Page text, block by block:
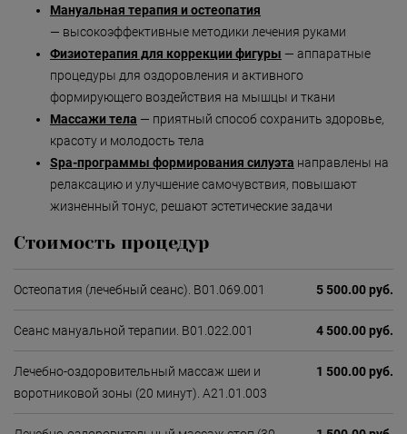
Мануальная терапия и остеопатия
— высокоэффективные методики лечения руками
Физиотерапия для коррекции фигуры — аппаратные
процедуры для оздоровления и активного
формирующего воздействия на мышцы и ткани
Массажи тела — приятный способ сохранить здоровье,
красоту и молодость тела
Spa-программы формирования силуэта направлены на
релаксацию и улучшение самочувствия, повышают
жизненный тонус, решают эстетические задачи
Стоимость процедур
Остеопатия (лечебный сеанс). В01.069.001 5 500.00 руб.
Сеанс мануальной терапии. В01.022.001 4 500.00 руб.
Лечебно-оздоровительный массаж шеи и
воротниковой зоны (20 минут). А21.01.003
1 500.00 руб.
«Гранатовая
Безмятежность»
«Роман с камнем»
«Магия массажа»
«Мудрость Тибета»
«Шоколадный Релакс»
«SPA-отпуск в Тибете»
«Кедровый рай»
«Сибирское здоровье»
«SPAсение»